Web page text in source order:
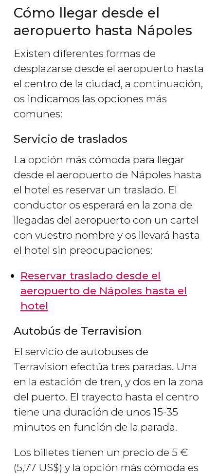
Cómo llegar desde el
aeropuerto hasta Nápoles
Existen diferentes formas de
desplazarse desde el aeropuerto hasta
el centro de la ciudad, a continuación,
os indicamos las opciones más
comunes:
Servicio de traslados
La opción más cómoda para llegar
desde el aeropuerto de Nápoles hasta
el hotel es reservar un traslado. El
conductor os esperará en la zona de
llegadas del aeropuerto con un cartel
con vuestro nombre y os llevará hasta
el hotel sin preocupaciones:
Reservar traslado desde el
aeropuerto de Nápoles hasta el
hotel
Autobús de Terravision
El servicio de autobuses de
Terravision efectúa tres paradas. Una
en la estación de tren, y dos en la zona
del puerto. El trayecto hasta el centro
tiene una duración de unos 15-35
minutos en función de la parada.
Los billetes tienen un precio de 5 €
(5,77 US$) y la opción más cómoda es